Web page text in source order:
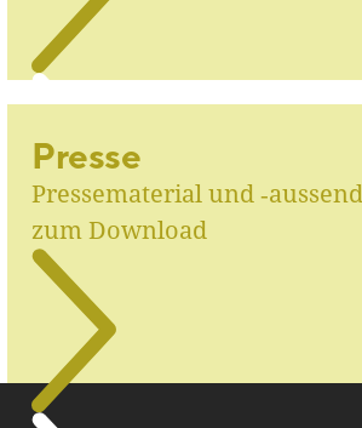
Presse
Pressematerial und
zum Download